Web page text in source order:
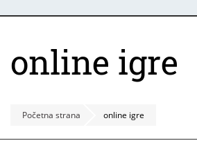
online igre
Početna strana online igre